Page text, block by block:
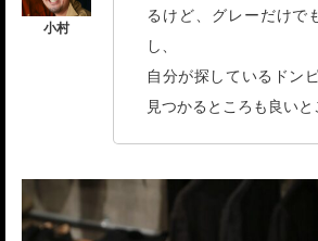
るけど、グレーだけで
し、
自分が探しているドン
見つかるところも良いと